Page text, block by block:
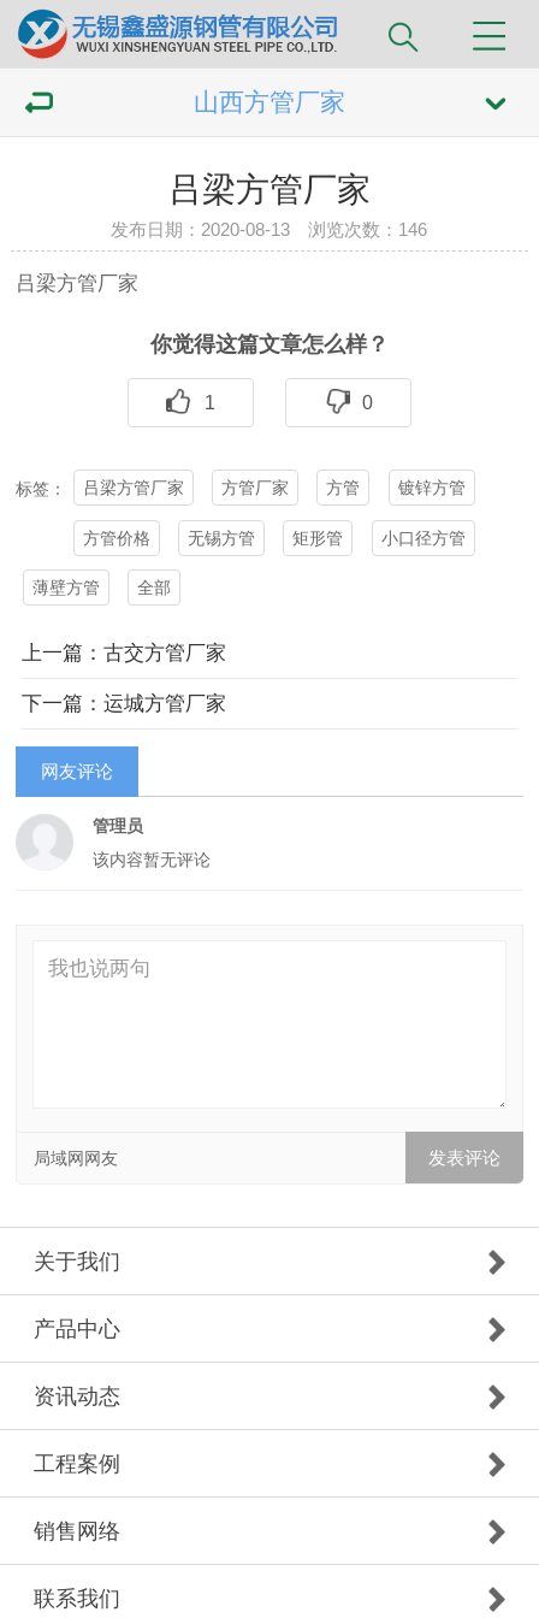
山西方管厂家
吕梁方管厂家
发布日期：2020-08-13 浏览次数： 146
吕梁方管厂家
你觉得这篇文章怎么样？
1 0
标签： 吕梁方管厂家 方管厂家 方管 镀锌方管
方管价格 无锡方管 矩形管 小口径方管
薄壁方管 全部
上一篇：古交方管厂家
下一篇：运城方管厂家
网友评论
管理员
该内容暂无评论
局域网网友
关于我们
产品中心
资讯动态
工程案例
销售网络
联系我们